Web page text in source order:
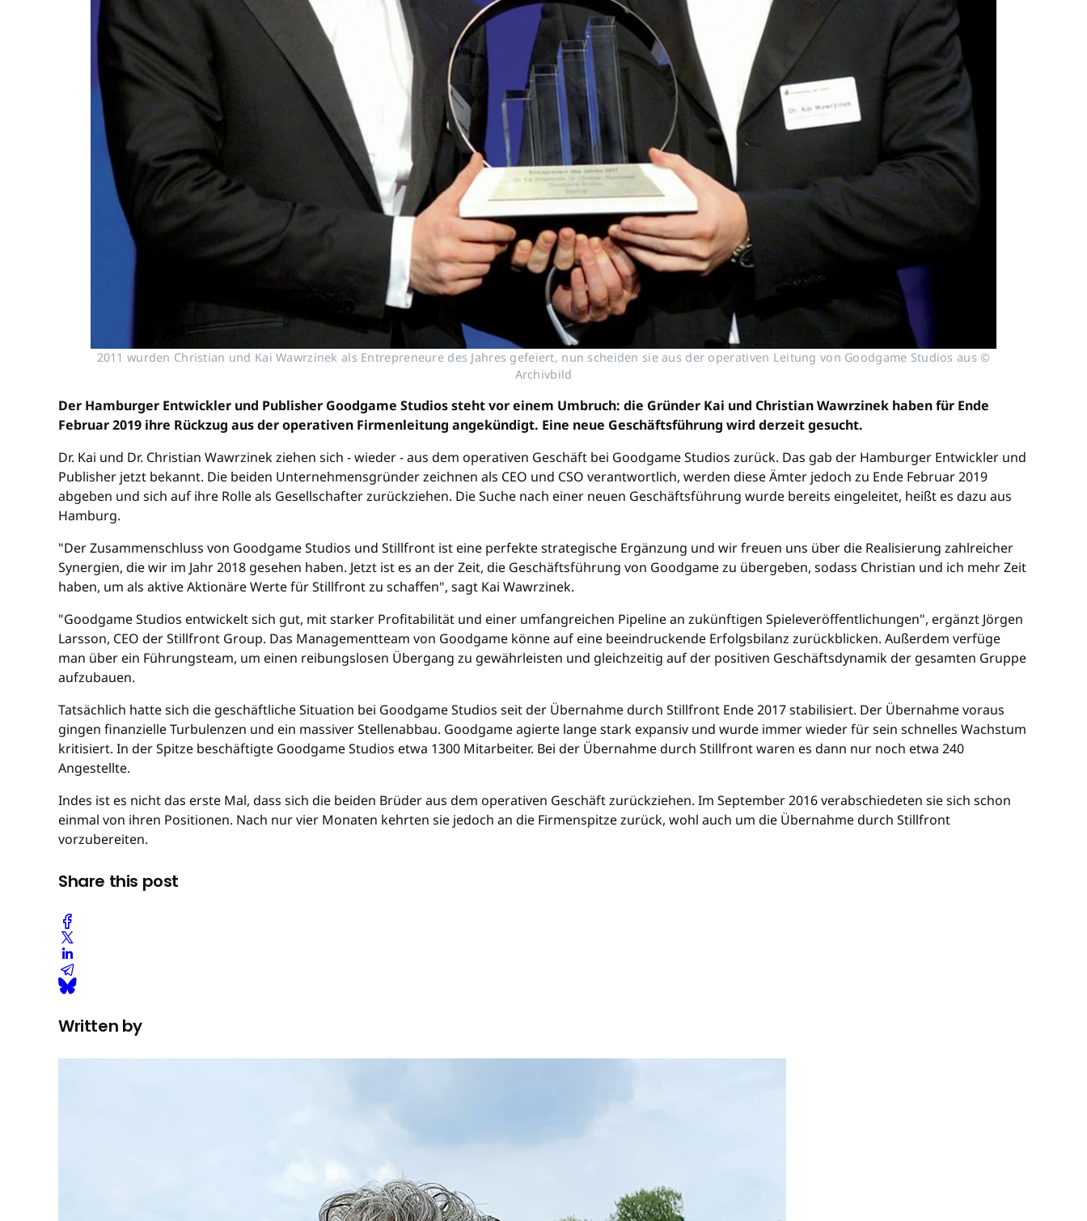
2011 wurden Christian und Kai Wawrzinek als Entrepreneure des Jahres gefeiert, nun scheiden sie aus der operativen Leitung von Goodgame Studios aus ©
Archivbild
Der Hamburger Entwickler und Publisher Goodgame Studios steht vor einem Umbruch: die Gründer Kai und Christian Wawrzinek haben für Ende
Februar 2019 ihre Rückzug aus der operativen Firmenleitung angekündigt. Eine neue Geschäftsführung wird derzeit gesucht.
Dr. Kai und Dr. Christian Wawrzinek ziehen sich - wieder - aus dem operativen Geschäft bei Goodgame Studios zurück. Das gab der Hamburger Entwickler und
Publisher jetzt bekannt. Die beiden Unternehmensgründer zeichnen als CEO und CSO verantwortlich, werden diese Ämter jedoch zu Ende Februar 2019
abgeben und sich auf ihre Rolle als Gesellschafter zurückziehen. Die Suche nach einer neuen Geschäftsführung wurde bereits eingeleitet, heißt es dazu aus
Hamburg.
"Der Zusammenschluss von Goodgame Studios und Stillfront ist eine perfekte strategische Ergänzung und wir freuen uns über die Realisierung zahlreicher
Synergien, die wir im Jahr 2018 gesehen haben. Jetzt ist es an der Zeit, die Geschäftsführung von Goodgame zu übergeben, sodass Christian und ich mehr Zeit
haben, um als aktive Aktionäre Werte für Stillfront zu schaffen", sagt Kai Wawrzinek.
"Goodgame Studios entwickelt sich gut, mit starker Profitabilität und einer umfangreichen Pipeline an zukünftigen Spieleveröffentlichungen", ergänzt Jörgen
Larsson, CEO der Stillfront Group. Das Managementteam von Goodgame könne auf eine beeindruckende Erfolgsbilanz zurückblicken. Außerdem verfüge
man über ein Führungsteam, um einen reibungslosen Übergang zu gewährleisten und gleichzeitig auf der positiven Geschäftsdynamik der gesamten Gruppe
aufzubauen.
Tatsächlich hatte sich die geschäftliche Situation bei Goodgame Studios seit der Übernahme durch Stillfront Ende 2017 stabilisiert. Der Übernahme voraus
gingen finanzielle Turbulenzen und ein massiver Stellenabbau. Goodgame agierte lange stark expansiv und wurde immer wieder für sein schnelles Wachstum
kritisiert. In der Spitze beschäftigte Goodgame Studios etwa 1300 Mitarbeiter. Bei der Übernahme durch Stillfront waren es dann nur noch etwa 240
Angestellte.
Indes ist es nicht das erste Mal, dass sich die beiden Brüder aus dem operativen Geschäft zurückziehen. Im September 2016 verabschiedeten sie sich schon
einmal von ihren Positionen. Nach nur vier Monaten kehrten sie jedoch an die Firmenspitze zurück, wohl auch um die Übernahme durch Stillfront
vorzubereiten.
Share this post
Written by